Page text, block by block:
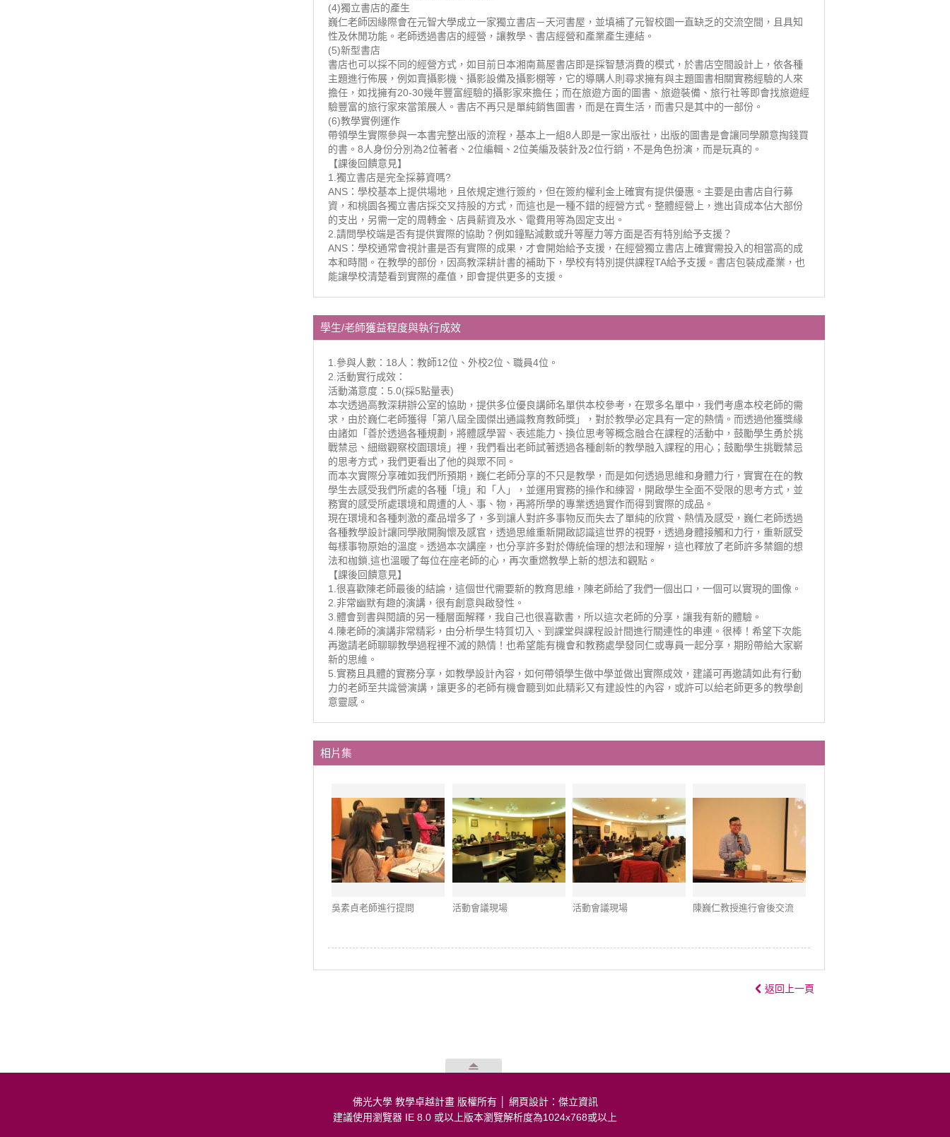
(4)獨立書店的產生
巍仁老師因緣際會在元智大學成立一家獨立書店－天河書屋，並填補了元智校園一直缺乏的交流空間，且具知
性及休閒功能。老師透過書店的經營，讓教學、書店經營和產業產生連結。
(5)新型書店
書店也可以採不同的經營方式，如目前日本湘南蔦屋書店即是採智慧消費的模式，於書店空間設計上，依各種
主題進行佈展，例如賣攝影機、攝影設備及攝影棚等，它的導購人則尋求擁有與主題圖書相關實務經驗的人來
擔任，如找擁有20-30幾年豐富經驗的攝影家來擔任；而在旅遊方面的圖書、旅遊裝備、旅行社等即會找旅遊經
驗豐富的旅行家來當策展人。書店不再只是單純銷售圖書，而是在賣生活，而書只是其中的一部份。
(6)教學實例運作
帶領學生實際參與一本書完整出版的流程，基本上一組8人即是一家出版社，出版的圖書是會讓同學願意掏錢買
的書。8人身份分別為2位著者、2位編輯、2位美編及裝針及2位行銷，不是角色扮演，而是玩真的。
【課後回饋意見】
1.獨立書店是完全採募資嗎?
ANS：學校基本上提供場地，且依規定進行簽約，但在簽約權利金上確實有提供優惠。主要是由書店自行募
資，和桃園各獨立書店採交叉持股的方式，而這也是一種不錯的經營方式。整體經營上，進出貨成本佔大部份
的支出，另需一定的周轉金、店員薪資及水、電費用等為固定支出。
2.請問學校端是否有提供實際的協助？例如鐘點減數或升等壓力等方面是否有特別給予支援？
ANS：學校通常會視計畫是否有實際的成果，才會開始給予支援，在經營獨立書店上確實需投入的相當高的成
本和時間。在教學的部份，因高教深耕計書的補助下，學校有特別提供課程TA給予支援。書店包裝成產業，也
能讓學校清楚看到實際的產值，即會提供更多的支援。
學生/老師獲益程度與執行成效
1.參與人數：18人：教師12位、外校2位、職員4位。
2.活動實行成效：
活動滿意度：5.0(採5點量表)
本次透過高教深耕辦公室的協助，提供多位優良講師名單供本校參考，在眾多名單中，我們考慮本校老師的需
求，由於巍仁老師獲得「第八屆全國傑出通識教育教師獎」，對於教學必定具有一定的熱情。而透過他獲獎緣
由諸如「善於透過各種規劃，將體感學習、表述能力、換位思考等概念融合在課程的活動中，鼓勵學生勇於挑
戰禁忌、細緻觀察校園環境」裡，我們看出老師試著透過各種創新的教學融入課程的用心；鼓勵學生挑戰禁忌
的思考方式，我們更看出了他的與眾不同。
而本次實際分享確如我們所預期，巍仁老師分享的不只是教學，而是如何透過思維和身體力行，實實在在的教
學生去感受我們所處的各種「境」和「人」，並運用實務的操作和練習，開啟學生全面不受限的思考方式，並
務實的感受所處環境和周遭的人、事、物，再將所學的專業透過實作而得到實際的成品。
現在環境和各種刺激的產品增多了，多到讓人對許多事物反而失去了單純的欣賞、熱情及感受，巍仁老師透過
各種教學設計讓同學敞開胸懷及感官，透過思維重新開啟認識這世界的視野，透過身體接觸和力行，重新感受
每樣事物原始的溫度。透過本次講座，也分享許多對於傳統倫理的想法和理解，這也釋放了老師許多禁錮的想
法和枷鎖,這也溫暖了每位在座老師的心，再次重燃教學上新的想法和觀點。
【課後回饋意見】
1.很喜歡陳老師最後的結論，這個世代需要新的教育思維，陳老師給了我們一個出口，一個可以實現的圖像。
2.非常幽默有趣的演講，很有創意與啟發性。
3.體會到書與閱讀的另一種層面解釋，我自己也很喜歡書，所以這次老師的分享，讓我有新的體驗。
4.陳老師的演講非常精彩，由分析學生特質切入、到課堂與課程設計間進行關連性的串連。很棒！希望下次能
再邀請老師聊聊教學過程裡不滅的熱情！也希望能有機會和教務處學發同仁或專員一起分享，期盼帶給大家嶄
新的思維。
5.實務且具體的實務分享，如教學設計內容，如何帶領學生做中學並做出實際成效，建議可再邀請如此有行動
力的老師至共識營演講，讓更多的老師有機會聽到如此精彩又有建設性的內容，或許可以給老師更多的教學創
意靈感。
相片集
吳素貞老師進行提問 活動會議現場 活動會議現場 陳巍仁教授進行會後交流
返回上一頁
佛光大學 教學卓越計畫 版權所有 │ 網頁設計：傑立資訊
建議使用瀏覽器 IE 8.0 或以上版本瀏覽解析度為1024x768或以上